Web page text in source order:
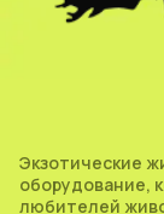
Экзотические
оборудование,
любителей